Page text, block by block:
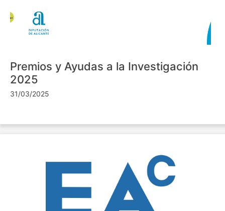
Premios y Ayudas a la Investigación
2025
31/03/2025